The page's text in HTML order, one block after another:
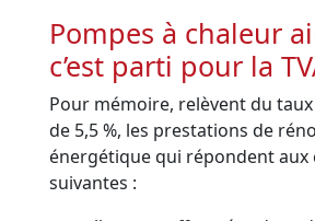
Pompes à chaleur
c’est parti pour la
Pour mémoire, relèvent du
de 5,5 %, les prestations de
énergétique qui répondent aux
suivantes :